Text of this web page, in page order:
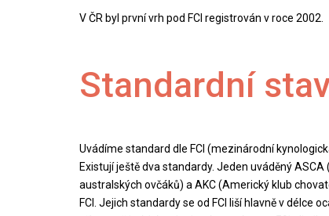
V ČR byl první vrh pod FCI registrován v roce 2002.
Standardní
Uvádíme standard dle FCI (mezinárodní
Existují ještě dva standardy. Jeden uváděný
australských ovčáků) a AKC (Americký klub
FCI. Jejich standardy se od FCI liší hlavně v délce